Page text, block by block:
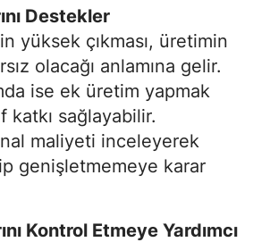
Destekler
yüksek çıkması, üretimin
olacağı anlamına gelir.
ise ek üretim yapmak
sağlayabilir.
maliyeti inceleyerek
genişletmemeye karar
Kontrol Etmeye Yardımcı